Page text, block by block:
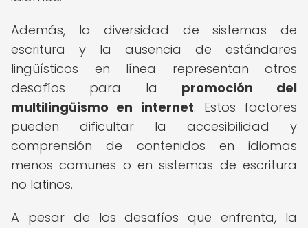
Además, la diversidad de sistemas de
escritura y la ausencia de estándares
lingüísticos en línea representan otros
desafíos para la promoción del
multilingüismo en internet. Estos factores
pueden dificultar la accesibilidad y
comprensión de contenidos en idiomas
menos comunes o en sistemas de escritura
no latinos.
A pesar de los desafíos que enfrenta, la